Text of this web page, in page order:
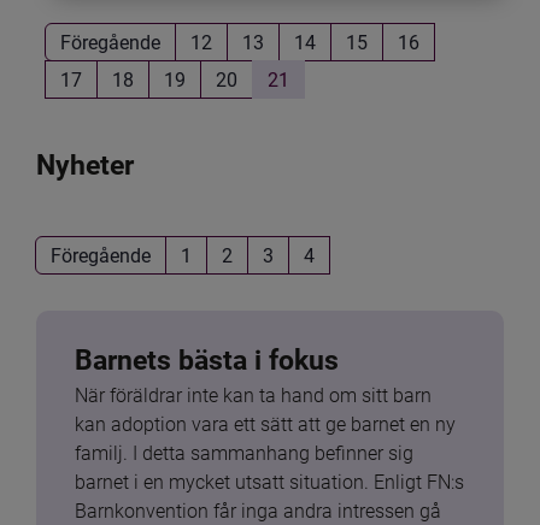
Föregående 12 13 14 15
16
17
18 19 20 21
Nyheter
Föregående 1 2 3 4
Barnets bästa i fokus
När föräldrar inte kan ta hand om sitt barn
kan adoption vara ett sätt att ge barnet en ny
familj. I detta sammanhang befinner sig
barnet i en mycket utsatt situation. Enligt FN:s
Barnkonvention får inga andra intressen gå